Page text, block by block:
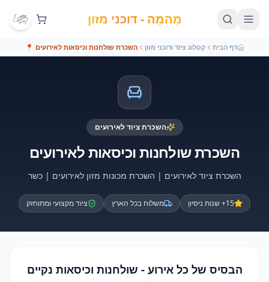
מֵהמֵה - דוכני מזון
דף הבית קטלוג ציוד ודוכני מזון השכרת שולחנות וכיסאות לאירועים 📍
השכרת ציוד לאירועים
השכרת שולחנות וכיסאות לאירועים
השכרת ציוד לאירועים | השכרת מכונות מזון לאירועים | כשר
15+ שנות ניסיון משלוח בכל הארץ ציוד מקצועי ומתוחזק
הבסיס של כל אירוע - שולחנות וכיסאות נקיים